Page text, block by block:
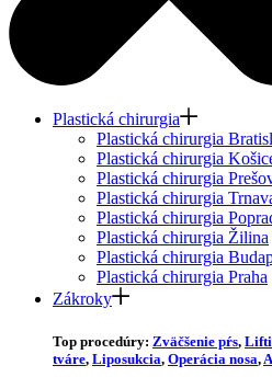
Plastická chirurgia
Plastická chirurgia
Plastická chirurgia
Plastická chirurgia
Plastická chirurgia
Plastická chirurgia
Plastická chirurgia Žilina
Plastická chirurgia
Plastická chirurgia Praha
Zákroky
Top procedúry: Zväčšenie pŕs,
tváre, Liposukcia, Operácia nosa,